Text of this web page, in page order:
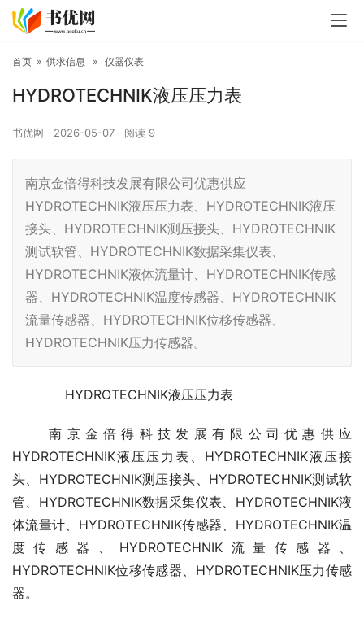
首页 » 供求信息 » 仪器仪表
HYDROTECHNIK液压压力表
书优网 2026-05-07 阅读 9
南京金倍得科技发展有限公司优惠供应
HYDROTECHNIK液压压力表、HYDROTECHNIK液压
接头、HYDROTECHNIK测压接头、HYDROTECHNIK
测试软管、HYDROTECHNIK数据采集仪表、
HYDROTECHNIK液体流量计、HYDROTECHNIK传感
器、HYDROTECHNIK温度传感器、HYDROTECHNIK
流量传感器、HYDROTECHNIK位移传感器、
HYDROTECHNIK压力传感器。
HYDROTECHNIK液压压力表
南京金倍得科技发展有限公司优惠供应
HYDROTECHNIK液压压力表、HYDROTECHNIK液压接
头、HYDROTECHNIK测压接头、HYDROTECHNIK测试软
管、HYDROTECHNIK数据采集仪表、HYDROTECHNIK液
体流量计、HYDROTECHNIK传感器、HYDROTECHNIK温
度传感器、HYDROTECHNIK流量传感器、
HYDROTECHNIK位移传感器、HYDROTECHNIK压力传感
器。